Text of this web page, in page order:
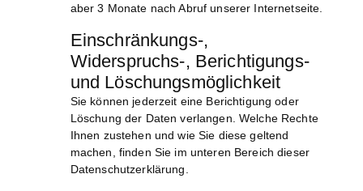
aber 3 Monate nach Abruf unserer Internetseite.
Einschränkungs-,
Widerspruchs-, Berichtigungs-
und Löschungsmöglichkeit
Sie können jederzeit eine Berichtigung oder
Löschung der Daten verlangen. Welche Rechte
Ihnen zustehen und wie Sie diese geltend
machen, finden Sie im unteren Bereich dieser
Datenschutzerklärung.